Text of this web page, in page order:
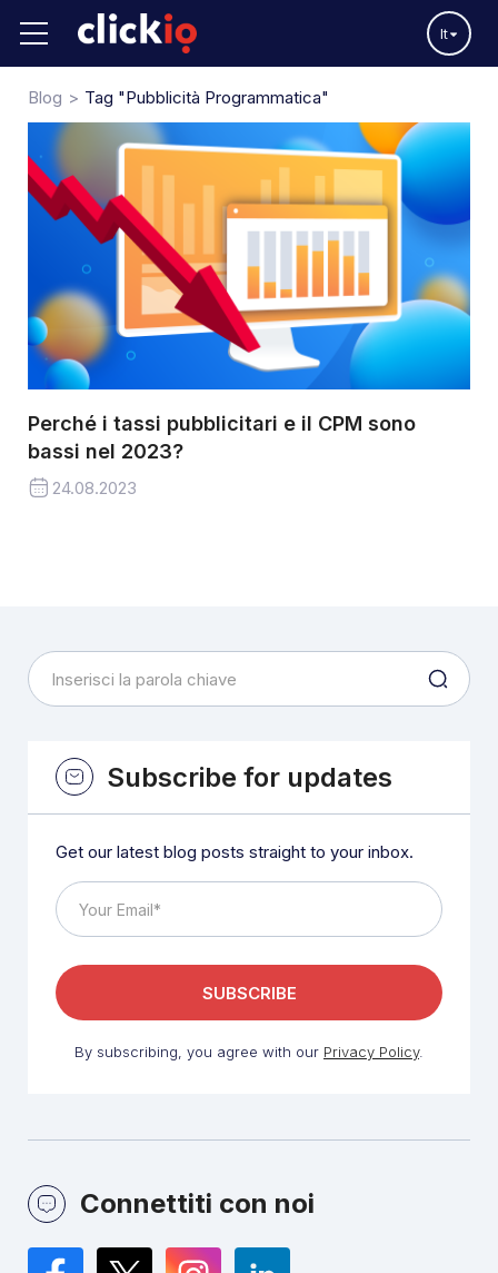
It
Blog Tag "pubblicità Programmatica"
Perché i tassi pubblicitari e il CPM sono
bassi nel 2023?
24.08.2023
Subscribe for updates
Get our latest blog posts straight to your inbox.
By subscribing, you agree with our Privacy Policy.
Connettiti con noi